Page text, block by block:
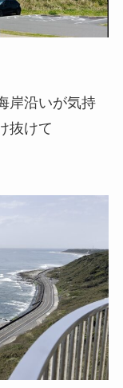
岸沿いが気持
抜けて